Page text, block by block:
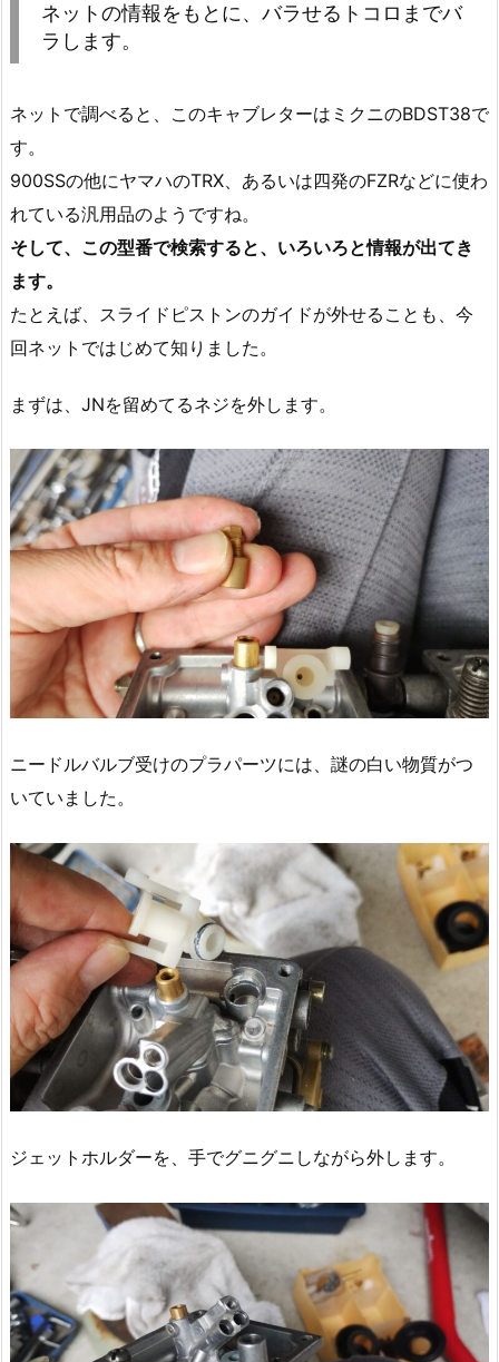
ネットの情報をもとに、バラせるトコロまでバ
ラします。
ネットで調べると、このキャブレターはミクニのBDST38で
す。
900SSの他にヤマハのTRX、あるいは四発のFZRなどに使わ
れている汎用品のようですね。
そして、この型番で検索すると、いろいろと情報が出てき
ます。
たとえば、スライドピストンのガイドが外せることも、今
回ネットではじめて知りました。
まずは、JNを留めてるネジを外します。
ニードルバルブ受けのプラパーツには、謎の白い物質がつ
いていました。
ジェットホルダーを、手でグニグニしながら外します。